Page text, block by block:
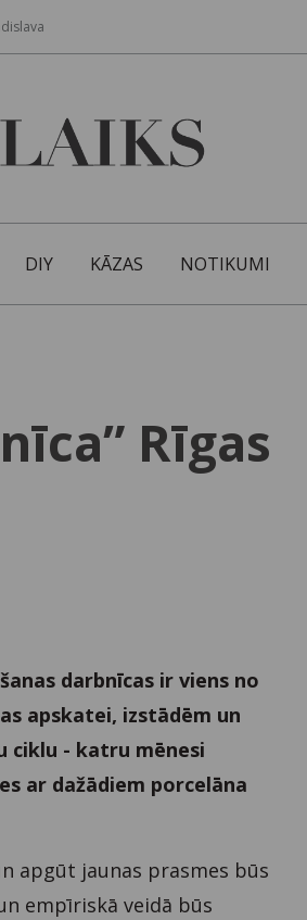
DIY KĀZAS NOTIKUMI
Rīgas
darbnīcas ir viens no
apskatei, izstādēm un
ciklu - katru mēnesi
ar dažādiem porcelāna
apgūt jaunas prasmes būs
empīriskā veidā būs